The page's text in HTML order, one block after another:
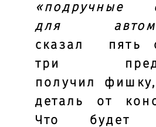
«подручные
для
сказал пять
три
получил
деталь от
Что будет